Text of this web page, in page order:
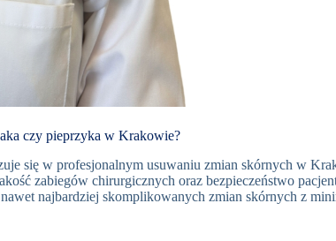
czy pieprzyka w Krakowie?
się w profesjonalnym usuwaniu zmian skórnych w
zabiegów chirurgicznych oraz bezpieczeństwo
najbardziej skomplikowanych zmian skórnych z